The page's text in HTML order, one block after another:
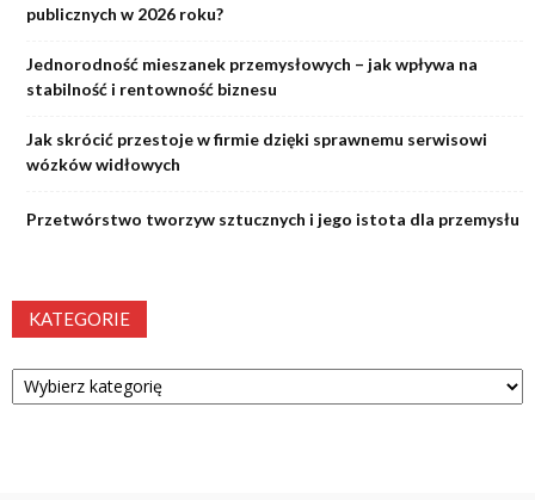
publicznych w 2026 roku?
Jednorodność mieszanek przemysłowych – jak wpływa na
stabilność i rentowność biznesu
Jak skrócić przestoje w firmie dzięki sprawnemu serwisowi
wózków widłowych
Przetwórstwo tworzyw sztucznych i jego istota dla przemysłu
KATEGORIE
Kategorie